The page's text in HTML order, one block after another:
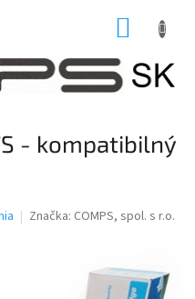
- kompatibilný
Značka: COMPS, spol. s r.o.